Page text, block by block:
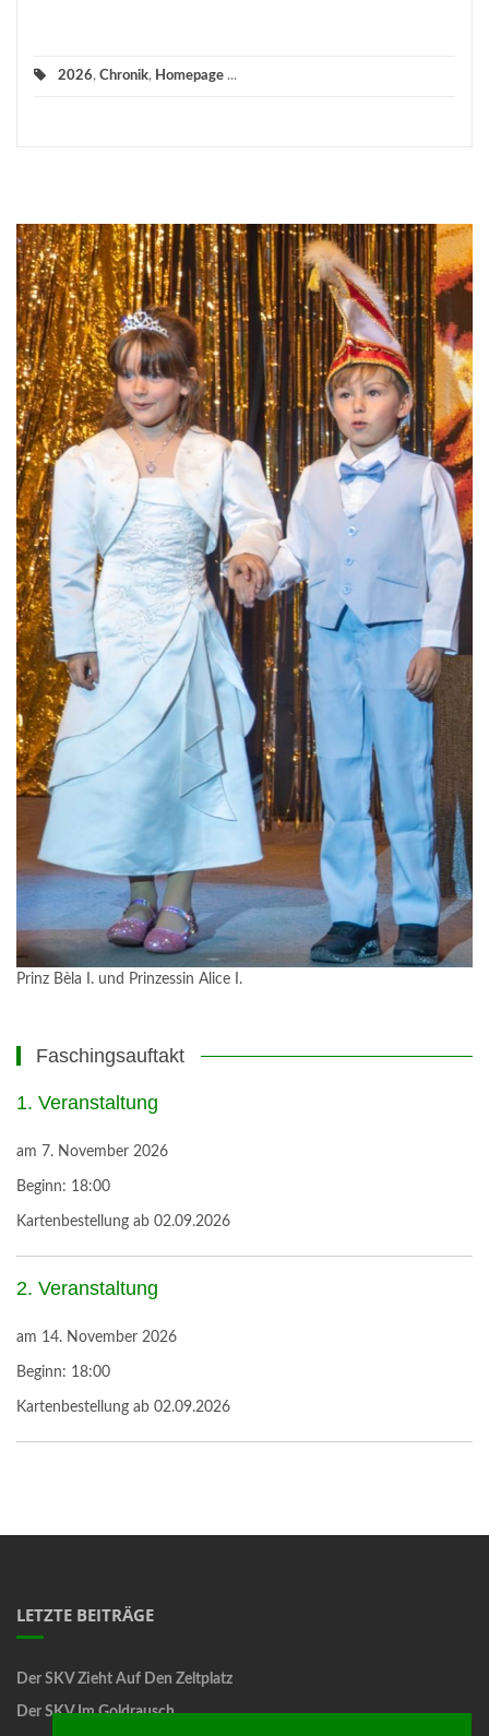
2026, Chronik, Homepage ...
Prinz Bèla I. und Prinzessin Alice I.
Faschingsauftakt
1. Veranstaltung
am 7. November 2026
Beginn: 18:00
Kartenbestellung ab 02.09.2026
2. Veranstaltung
am 14. November 2026
Beginn: 18:00
Kartenbestellung ab 02.09.2026
LETZTE BEITRÄGE
Der SKV Zieht Auf Den Zeltplatz
Der SKV Im Goldrausch